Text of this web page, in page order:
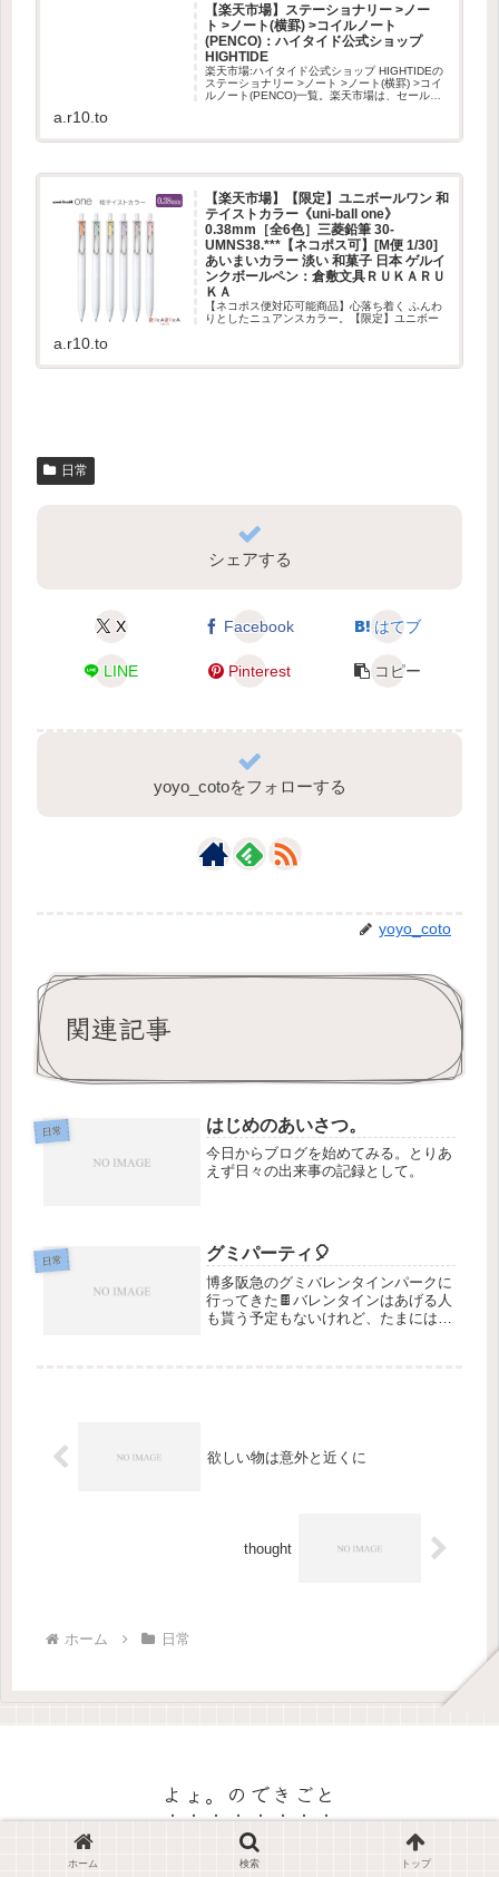
【楽天市場】ステーショナリー >ノー
ト >ノート(横罫) >コイルノート
(PENCO)：ハイタイド公式ショップ
HIGHTIDE
楽天市場:ハイタイド公式ショップ HIGHTIDEの
ステーショナリー >ノート >ノート(横罫) >コイ
ルノート(PENCO)一覧。楽天市場は、セール商
a.r10.to
【楽天市場】【限定】ユニボールワン 和
テイストカラー《uni-ball one》
0.38mm［全6色］三菱鉛筆 30-
UMNS38.***【ネコポス可】[M便 1/30]
あいまいカラー 淡い 和菓子 日本 ゲルイ
ンクボールペン：倉敷文具ＲＵＫＡＲＵ
ＫＡ
【ネコポス便対応可能商品】心落ち着く ふんわ
りとしたニュアンスカラー。【限定】ユニボー
a.r10.to
日常
シェアする
X Facebook はてブ
LINE Pinterest コピー
yoyo_cotoをフォローする
yoyo_coto
関連記事
日常 はじめのあいさつ。
今日からブログを始めてみる。とりあ
えず日々の出来事の記録として。
日常 グミパーティ🎈
博多阪急のグミバレンタインパークに
行ってきた🍫バレンタインはあげる人
も貰う予定もないけれど、たまにはち
欲しい物は意外と近くに
thought
ホーム 日常
よょ。のできごと
© 2026 よょ。のできごと.
ホーム 検索 トップ